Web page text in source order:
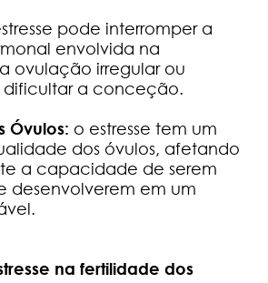
pode interromper a
envolvida na
ovulação irregular ou
dificultar a conceção.
Óvulos: o estresse tem um
dos óvulos, afetando
a capacidade de serem
desenvolverem em um
na fertilidade dos